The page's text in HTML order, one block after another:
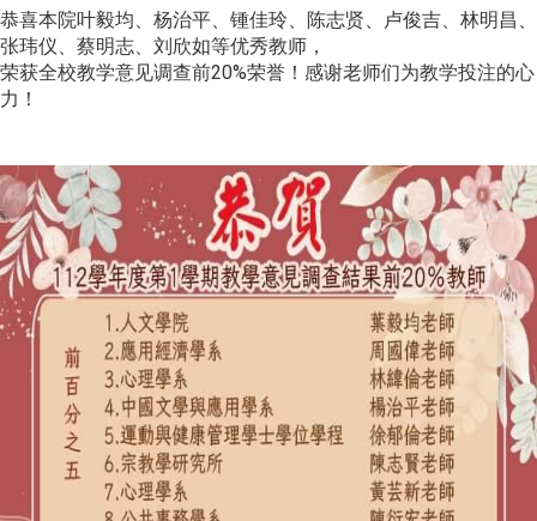
恭喜本院叶毅均、杨治平、锺佳玲、陈志贤、卢俊吉、林明昌、
张玮仪、蔡明志、刘欣如等优秀教师，
荣获全校教学意见调查前20%荣誉！感谢老师们为教学投注的心
力！